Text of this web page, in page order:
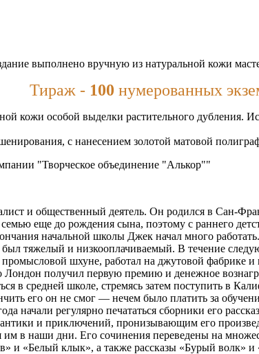
выполнено вручную из натуральной кожи
Тираж - 100 нумерованных
кожи особой выделки растительного дубления.
с нанесением золотой матовой
"Творческое объединение "Алькор""
и общественный деятель. Он родился в Сан-
еще до рождения сына, поэтому с раннего
начальной школы Джек начал много
тяжелый и низкооплачиваемый. В течение
шхуне, работал на джутовой фабрике
получил первую премию и денежное
в средней школе, стремясь затем поступить в
его он не смог — нечем было платить за
начали регулярно печататься сборники его
и приключений, пронизывающим его
им в наши дни. Его сочинения переведены на
и «Белый клык», а также рассказы «Бурый волк» и